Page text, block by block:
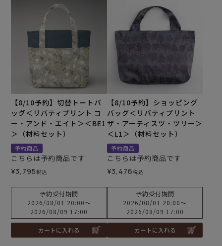
【8/10予約】切替トートバ
ッグ＜リバティプリント コ
ー・アンド・エイト＞＜BE1
＞（材料セット）
予約商品
こちらは予約商品です
¥3,795税込
予約受付期間
2026/08/01 20:00〜
2026/08/09 17:00
カートに入れる
【8/10予約】ショッピング
バッグ＜リバティプリント
ザ・アーティスツ・ツリー＞
＜L1＞（材料セット）
予約商品
こちらは予約商品です
¥3,476税込
予約受付期間
2026/08/01 20:00〜
2026/08/09 17:00
カートに入れる